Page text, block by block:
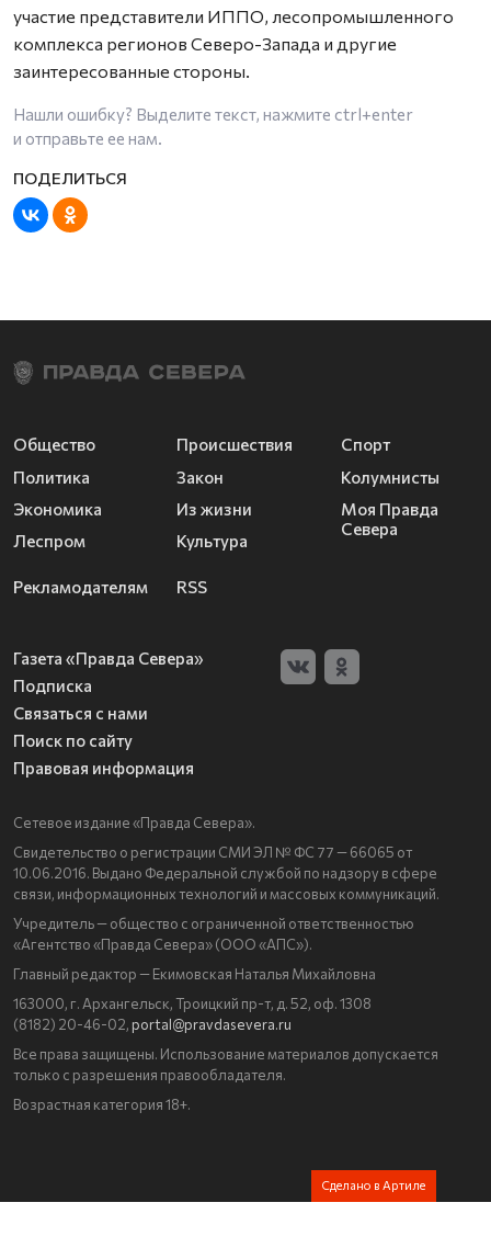
участие представители ИППО, лесопромышленного
комплекса регионов Северо-Запада и другие
заинтересованные стороны.
Нашли ошибку? Выделите текст, нажмите ctrl+enter
и отправьте ее нам.
Общество
Политика
Экономика
Леспром
Происшествия
Закон
Из жизни
Культура
Спорт
Колумнисты
Моя Правда
Севера
Рекламодателям RSS
Газета «Правда Севера»
Подписка
Связаться с нами
Поиск по сайту
Правовая информация
Сетевое издание «Правда Севера».
Свидетельство о регистрации СМИ ЭЛ № ФС 77 — 66065 от
10.06.2016. Выдано Федеральной службой по надзору в сфере
связи, информационных технологий и массовых коммуникаций.
Учредитель — общество с ограниченной ответственностью
«Агентство «Правда Севера» (ООО «АПС»).
Главный редактор — Екимовская Наталья Михайловна
163000, г. Архангельск, Троицкий пр-т, д. 52, оф. 1308
(8182) 20-46-02, portal@pravdasevera.ru
Все права защищены. Использование материалов допускается
только с разрешения правообладателя.
Возрастная категория 18+.
Сделано в Артиле